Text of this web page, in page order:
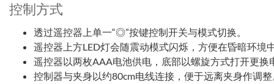
控制方式
透过遥控器上单一“◎”按键控制开关与模式切换。
遥控器上方LED灯会随震动模式闪烁，方便在昏暗环境
遥控器以两枚AAA电池供电，底部以螺旋方式打开更换
控制器与夹身以约80cm电线连接，便于远离夹身作调